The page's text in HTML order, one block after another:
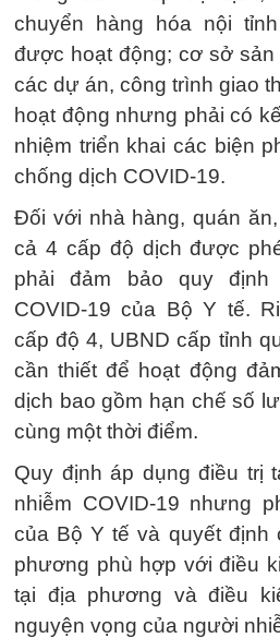
chuyển hàng hóa nội
được hoạt động; cơ sở
các dự án, công trình giao
hoạt động nhưng phải có
nhiệm triển khai các biện
chống dịch COVID-19.
Đối với nhà hàng, quán
cả 4 cấp độ dịch được
phải đảm bảo quy định
COVID-19 của Bộ Y tế.
cấp độ 4, UBND cấp tỉnh
cần thiết để hoạt động
dịch bao gồm hạn chế số
cùng một thời điểm.
Quy định áp dụng điều trị
nhiễm COVID-19 nhưng
của Bộ Y tế và quyết định
phương phù hợp với điều
tại địa phương và điều
nguyện vọng của người